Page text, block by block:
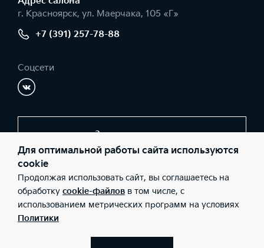
г. Красноярск, ул. Маерчака, 105 «Г»
+7 (391) 257-78-88
Соцсети
Заказать звонок
© 2026 Юридические лица ООО «КИА-центр Красноярск»
(Фактический адрес: г. Красноярск, ул. Маерчака, 105 «Г»;
Телефон: +7 (391) 257-78-88; ИНН: 2460224934; ОГРН:
1102468040663), ООО «Киа Россия и СНГ» (Фактический адрес:
г.Москва, Валовая 26; Телефон: 8 800 301 08 80; ИНН:
7728674093; ОГРН: 5087746291760) ведут деятельность на
Для оптимальной работы сайта используются
cookie
Продолжая использовать сайт, вы соглашаетесь на
обработку cookie-файлов в том числе, с
использованием метрических программ на условиях
Политики